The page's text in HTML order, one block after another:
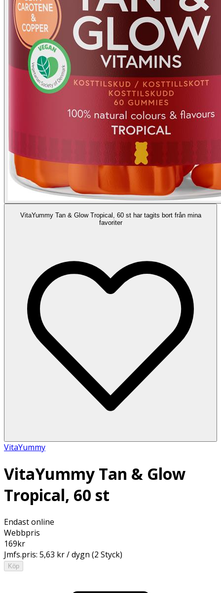
VitaYummy Tan & Glow Tropical, 60 st har tagits bort från mina
favoriter
VitaYummy
VitaYummy Tan & Glow
Tropical, 60 st
Endast online
Webbpris
169kr
Jmfs.pris: 5,63 kr / dygn (2 Styck)
Köp